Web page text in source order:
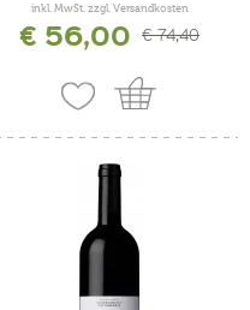
inkl. MwSt. zzgl. Versandkosten
€ 56,00 € 74,40